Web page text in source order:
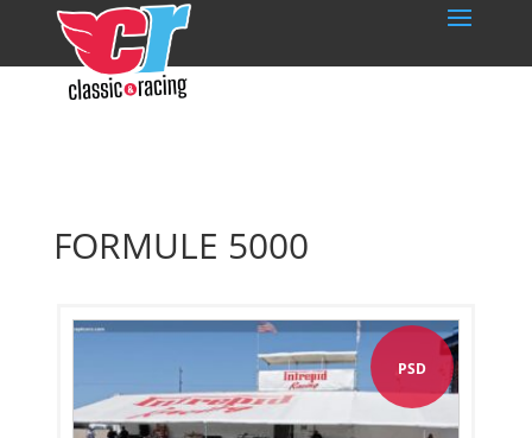
FORMULE 5000
PSD